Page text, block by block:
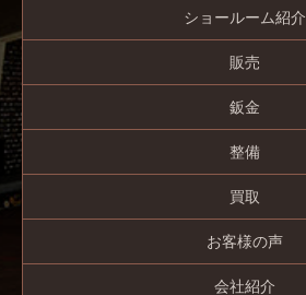
ショールーム紹介
販売
鈑金
整備
買取
お客様の声
会社紹介